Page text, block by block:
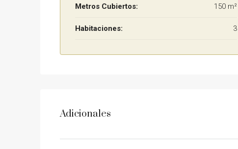
Metros Cubiertos: 150 m²
Habitaciones: 3
Adicionales